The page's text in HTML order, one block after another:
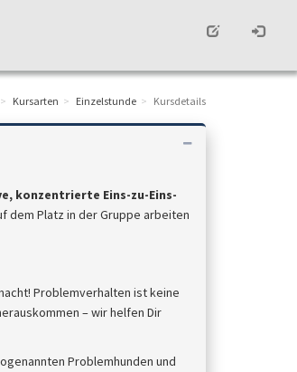
Kursarten Einzelstunde Kursdetails
konzentrierte Eins-zu-Eins-
dem Platz in der Gruppe arbeiten
Problemverhalten ist keine
– wir helfen Dir
Problemhunden und